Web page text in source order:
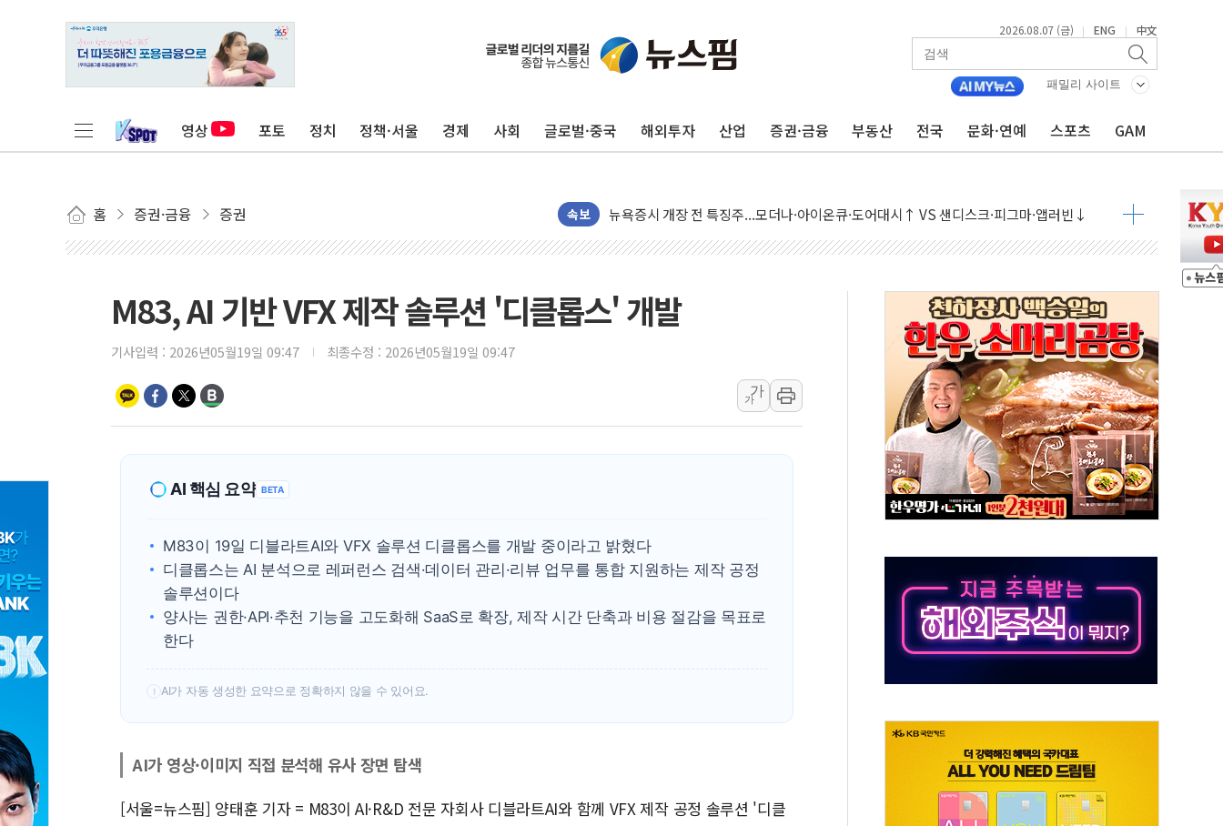
2026.08.07 (금) | ENG | 中文
패밀리 사이트
영상 포토 정치 정책·서울 경제 사회 글로벌·중국 해외투자 산업 증권·금융 부동산 전국 문화·연예 스포츠 GAM
홈 증권·금융 증권 속보
리투아니아 국방 "러, 우크라 드론으로 나토 회원국 공격 검토… 거짓 깃발 작전"
구광모, 내주 실리콘밸리서 젠슨 황 재회…로봇·AI 데이터센터·모빌리티 구체화
김정관 장관 "영업이익 N% 성과급 반대…상법·자본시장법 개정 논의"
뉴욕증시 프리뷰, 미 주가선물 AI주 차익실현 속 혼조세...웨스턴디지털·샌디스크↓
금값 7주 만에 최고…美 고용 둔화·호르무즈 재개방 기대에 강세
[인도증시] 중동 긴장 완화에 실적 호조까지, 상승...호실적 보고 기업 상승세 뚜렷
러, 1인칭시점 드론으로 우크라 민간인 '사파리' 공격… 시민들 공포감 극대화 전략
[베트남 증시] 지수 하락 속 'DGC' 임시 주총 기대감에 홀로 상한가…마진 잔액은 사상 최고
'월가의 황제' 다이먼 "금융시장 레버리지 위험수위…숨은 차입이 더 큰 변수"
양주 섬유염색공장서 화재 1명 중상…대응 1단계 진압 중
김정관 산업부 장관 "주 52시간 손봐야, 경쟁상대 中과 비교해야"
해군 1함대 창설 80주년…지역과 함께하는 '선봉'의 대민 봉사
[3보] 북, 원산서 동해로 단거리 탄도미사일 1발 발사… 올해 10번째·42일 만 도발
우크라 드론 전술, 중남미 콜롬비아에 새 안보 위기… 반군·마약카르텔이 습득해 전투 활용
동해해경, 독도 해상서 부유물 감긴 어선 구조
주한미군 "오산기지 누출, 백린 아닌 무해한 표면 부식 물질"
구미 폐염산처리업체서 불 2시간30여분만에 진화...외국인 노동자 숨져
M83, AI 기반 VFX 제작 솔루션 '디클롭스' 개발
기사입력 : 2026년05월19일 09:47 최종수정 : 2026년05월19일 09:47
가
가
AI 핵심 요약 BETA
M83이 19일 디블라트AI와 VFX 솔루션 디클롭스를 개발 중이라고 밝혔다
디클롭스는 AI 분석으로 레퍼런스 검색·데이터 관리·리뷰 업무를 통합 지원하는 제작 공정
솔루션이다
양사는 권한·API·추천 기능을 고도화해 SaaS로 확장, 제작 시간 단축과 비용 절감을 목표로
한다
! AI가 자동 생성한 요약으로 정확하지 않을 수 있어요.
AI가 영상·이미지 직접 분석해 유사 장면 탐색
[서울=뉴스핌] 양태훈 기자 = M83이 AI·R&D 전문 자회사 디블라트AI와 함께 VFX 제작 공정 솔루션 '디클